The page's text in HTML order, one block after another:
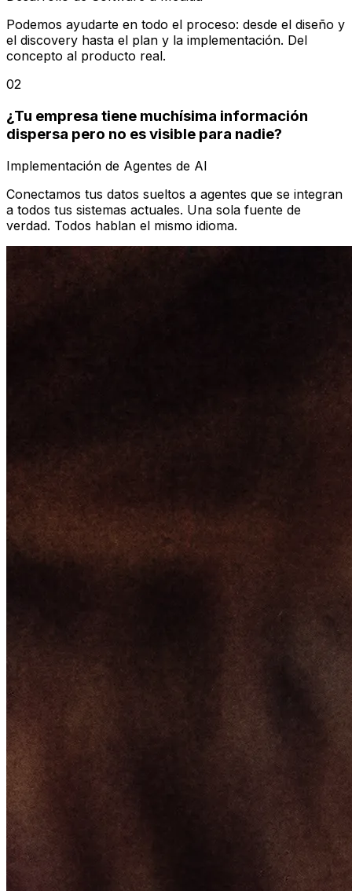
Podemos ayudarte en todo el proceso: desde el diseño y
el discovery hasta el plan y la implementación. Del
concepto al producto real.
02
¿Tu empresa tiene muchísima información
dispersa pero no es visible para nadie?
Implementación de Agentes de AI
Conectamos tus datos sueltos a agentes que se integran
a todos tus sistemas actuales. Una sola fuente de
verdad. Todos hablan el mismo idioma.